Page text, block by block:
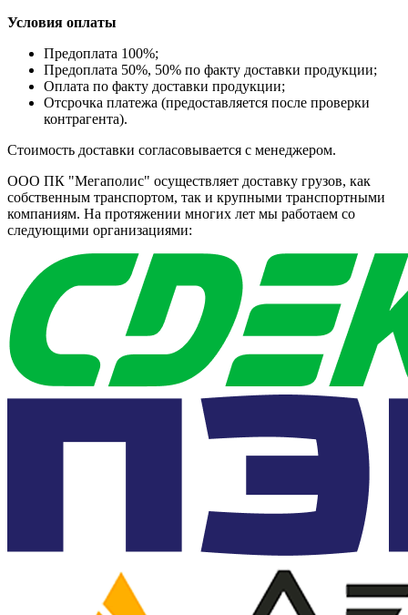
Условия оплаты
Предоплата 100%;
Предоплата 50%, 50% по факту доставки продукции;
Оплата по факту доставки продукции;
Отсрочка платежа (предоставляется после проверки
контрагента).
Стоимость доставки согласовывается с менеджером.
ООО ПК "Мегаполис" осуществляет доставку грузов, как
собственным транспортом, так и крупными транспортными
компаниям. На протяжении многих лет мы работаем со
следующими организациями: